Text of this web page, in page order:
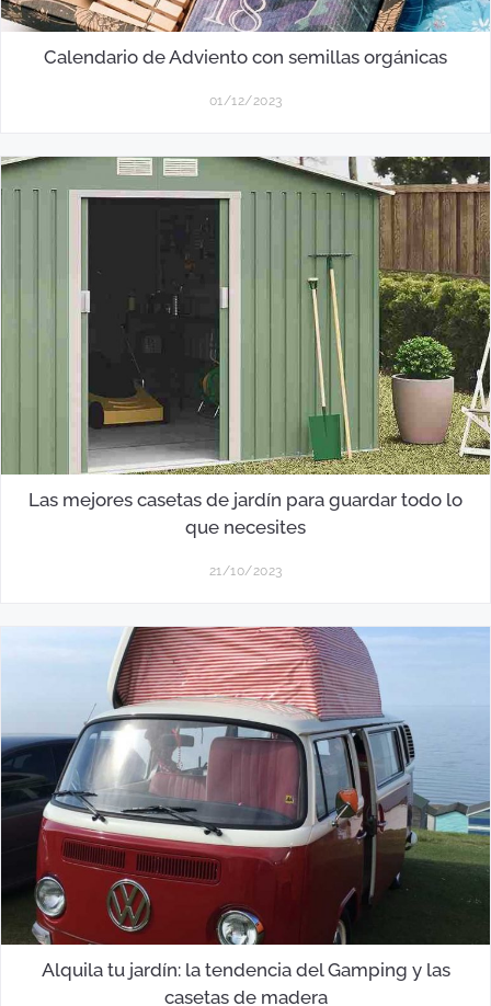
Calendario de Adviento con semillas orgánicas
01/12/2023
Las mejores casetas de jardín para guardar todo lo
que necesites
21/10/2023
Alquila tu jardín: la tendencia del Gamping y las
casetas de madera